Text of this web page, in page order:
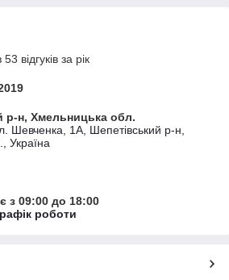
відгуків за рік
р-н, Хмельницька обл.
Шевченка, 1А, Шепетівський р-н,
Україна
з 09:00 до 18:00
роботи